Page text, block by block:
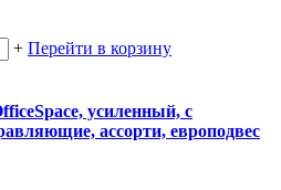
+ Перейти в корзину
усиленный, с
ассорти, европодвес